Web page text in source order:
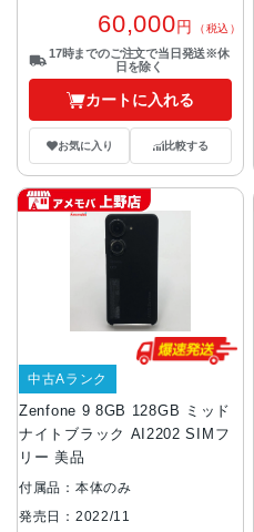
60,000円 （税込）
17時までのご注文で当日発送※休
日を除く
カートに入れる
お気に入り 比較する
Zenfone 9 8GB 128GB ミッド
ナイトブラック AI2202 SIMフ
リー 美品
中古Aランク
付属品：本体のみ
発売日：2022/11